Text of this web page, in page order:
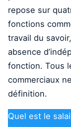
repose sur
fonctions
travail du
absence
fonction. Tous
commerciaux
définition.
Quel est le